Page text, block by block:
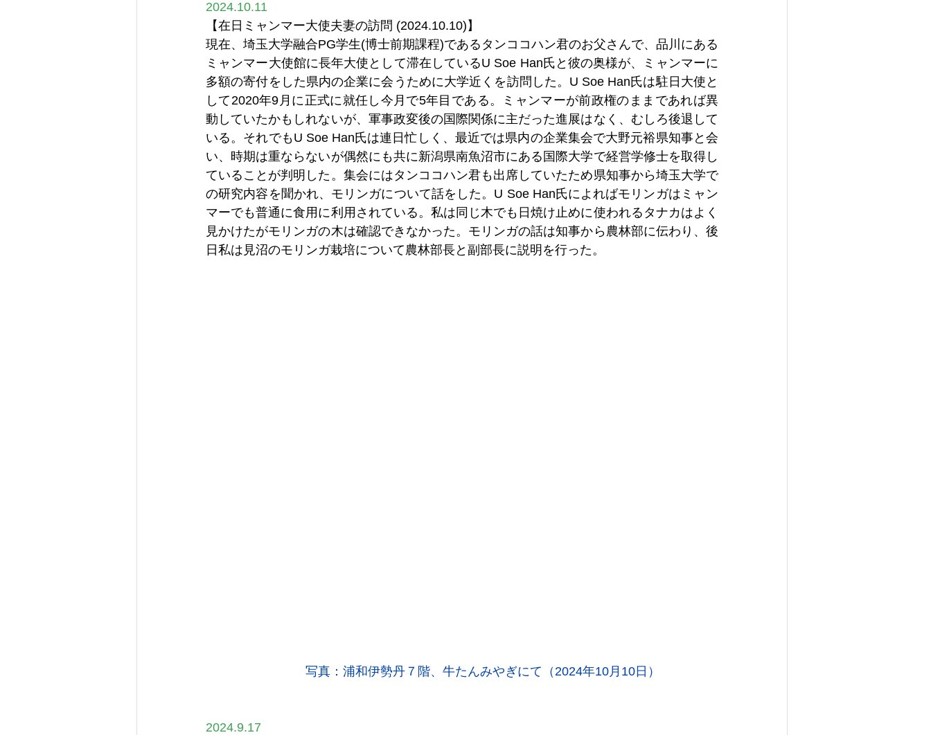
2024.10.11
【在日ミャンマー大使夫妻の訪問 (2024.10.10)】
現在、埼玉大学融合PG学生(博士前期課程)であるタンココハン君のお父さんで、品川にある
ミャンマー大使館に長年大使として滞在しているU Soe Han氏と彼の奥様が、ミャンマーに
多額の寄付をした県内の企業に会うために大学近くを訪問した。U Soe Han氏は駐日大使と
して2020年9月に正式に就任し今月で5年目である。ミャンマーが前政権のままであれば異
動していたかもしれないが、軍事政変後の国際関係に主だった進展はなく、むしろ後退して
いる。それでもU Soe Han氏は連日忙しく、最近では県内の企業集会で大野元裕県知事と会
い、時期は重ならないが偶然にも共に新潟県南魚沼市にある国際大学で経営学修士を取得し
ていることが判明した。集会にはタンココハン君も出席していたため県知事から埼玉大学で
の研究内容を聞かれ、モリンガについて話をした。U Soe Han氏によればモリンガはミャン
マーでも普通に食用に利用されている。私は同じ木でも日焼け止めに使われるタナカはよく
見かけたがモリンガの木は確認できなかった。モリンガの話は知事から農林部に伝わり、後
日私は見沼のモリンガ栽培について農林部長と副部長に説明を行った。
写真：浦和伊勢丹７階、牛たんみやぎにて（2024年10月10日）
2024.9.17